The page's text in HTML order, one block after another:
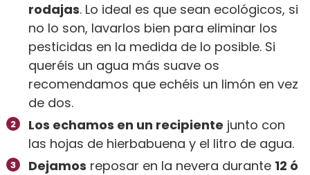
rodajas. Lo ideal es que sean ecológicos, si
no lo son, lavarlos bien para eliminar los
pesticidas en la medida de lo posible. Si
queréis un agua más suave os
recomendamos que echéis un limón en vez
de dos.
Los echamos en un recipiente junto con
las hojas de hierbabuena y el litro de agua.
Dejamos reposar en la nevera durante 12 ó